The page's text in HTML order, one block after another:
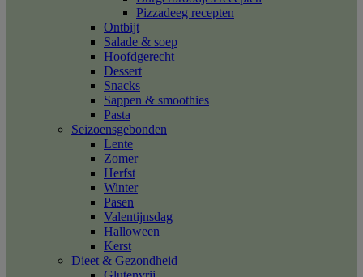
Pizzadeeg recepten
Ontbijt
Salade & soep
Hoofdgerecht
Dessert
Snacks
Sappen & smoothies
Pasta
Seizoensgebonden
Lente
Zomer
Herfst
Winter
Pasen
Valentijnsdag
Halloween
Kerst
Dieet & Gezondheid